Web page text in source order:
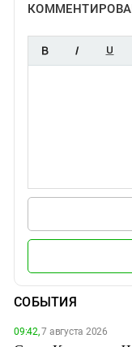
СОБЫТИЯ
09:42,7 августа 2026